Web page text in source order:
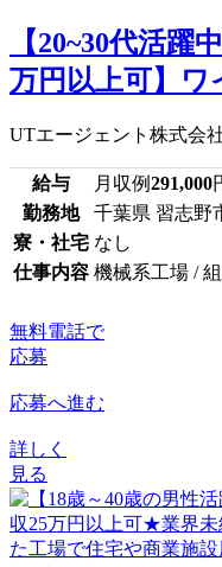
【20~30代活躍
万円以上可】ワ
UTエージェント株式会
給与 月収例291,000
勤務地
千葉県 習志野
寮・社宅 なし
仕事内容 機械系工場 /
無料電話で
応募
応募へ進む
詳しく
見る